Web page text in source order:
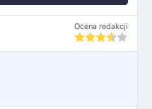
Ocena redakcji